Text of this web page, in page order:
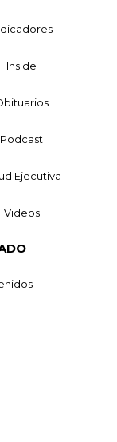
Inside
Podcast
Ejecutiva
Videos